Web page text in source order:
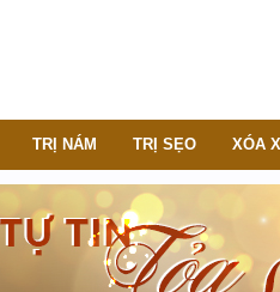
TRỊ NÁM TRỊ SẸO XÓA